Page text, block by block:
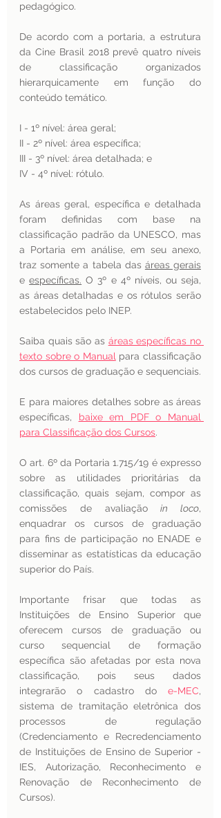
pedagógico.
De acordo com a portaria, a estrutura
da Cine Brasil 2018 prevê quatro níveis
de classificação organizados
hierarquicamente em função do
conteúdo temático.
I - 1º nível: área geral;
II - 2º nível: área específica;
III - 3º nível: área detalhada; e
IV - 4º nível: rótulo.
As áreas geral, específica e detalhada
foram definidas com base na
classificação padrão da UNESCO, mas
a Portaria em análise, em seu anexo,
traz somente a tabela das áreas gerais
e específicas. O 3º e 4º níveis, ou seja,
as áreas detalhadas e os rótulos serão
estabelecidos pelo INEP.
Saiba quais são as áreas específicas no
texto sobre o Manual para classificação
E para maiores detalhes sobre as áreas
específicas, baixe em PDF o Manual
para Classificação dos Cursos.
O art. 6º da Portaria 1.715/19 é expresso
sobre as utilidades prioritárias da
classificação, quais sejam, compor as
comissões de avaliação in loco,
enquadrar os cursos de graduação
para fins de participação no ENADE e
disseminar as estatísticas da educação
superior do País.
Importante frisar que todas as
Instituições de Ensino Superior que
oferecem cursos de graduação ou
curso sequencial de formação
específica são afetadas por esta nova
classificação, pois seus dados
integrarão o cadastro do e-MEC,
sistema de tramitação eletrônica dos
processos de regulação
(Credenciamento e Recredenciamento
de Instituições de Ensino de Superior -
IES, Autorização, Reconhecimento e
Renovação de Reconhecimento de
Cursos).